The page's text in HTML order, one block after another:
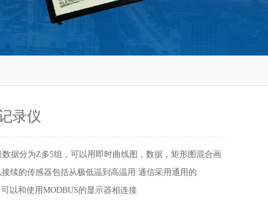
录仪
数据分为Z多5组，可以用即时曲线图，数据，矩形图混合画
续的传感器包括从极低温到高温用 通信采用通用的
以和使用MODBUS的显示器相连接